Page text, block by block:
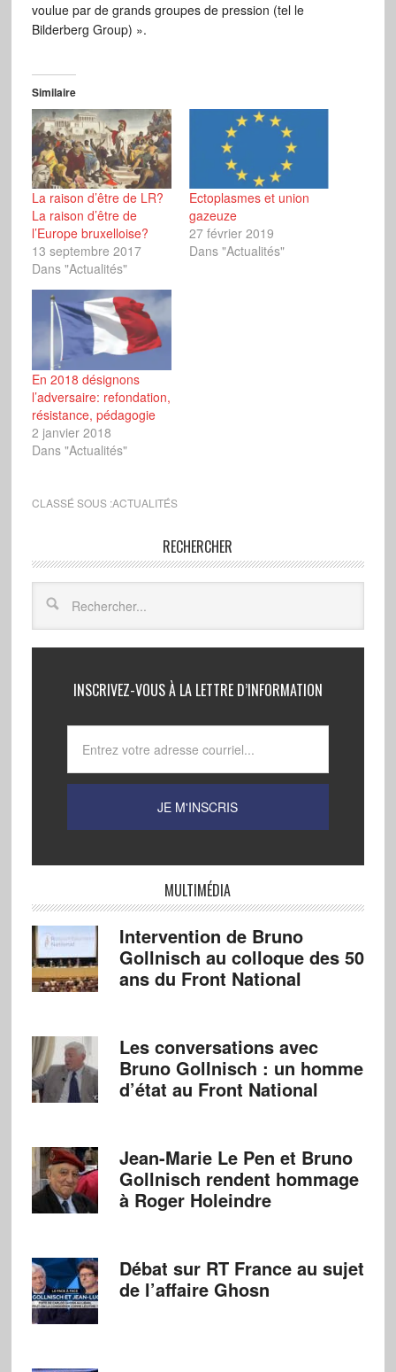
voulue par de grands groupes de pression (tel le
Bilderberg Group) ».
Similaire
La raison d’être de LR?
La raison d’être de
l’Europe bruxelloise?
13 septembre 2017
Dans "Actualités"
Ectoplasmes et union
gazeuze
27 février 2019
Dans "Actualités"
En 2018 désignons
l’adversaire: refondation,
résistance, pédagogie
2 janvier 2018
Dans "Actualités"
CLASSÉ SOUS :ACTUALITÉS
RECHERCHER
INSCRIVEZ-VOUS À LA LETTRE D’INFORMATION
MULTIMÉDIA
Intervention de Bruno
Gollnisch au colloque des 50
ans du Front National
Les conversations avec
Bruno Gollnisch : un homme
d’état au Front National
Jean-Marie Le Pen et Bruno
Gollnisch rendent hommage
à Roger Holeindre
Débat sur RT France au sujet
de l’affaire Ghosn